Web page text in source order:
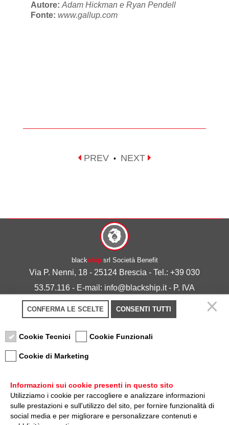
Autore: Adam Hickman e Ryan Pendell
Fonte: www.gallup.com
PREV • NEXT
blackshipsrl Società Benefit
Via P. Nenni, 18 - 25124 Brescia - Tel.: +39 030
53.57.116 - E-mail: info@blackship.it - P. IVA
03492980986
Privacy policy-Cookie policy
Nota sulla Certificazione
CONFERMA LE SCELTE CONSENTI TUTTI
Cookie Tecnici Cookie Funzionali
Cookie di Marketing
Informazioni sui cookie presenti in questo sito
Utilizziamo i cookie per raccogliere e analizzare informazioni
sulle prestazioni e sull'utilizzo del sito, per fornire funzionalità di
social media e per migliorare e personalizzare contenuti e